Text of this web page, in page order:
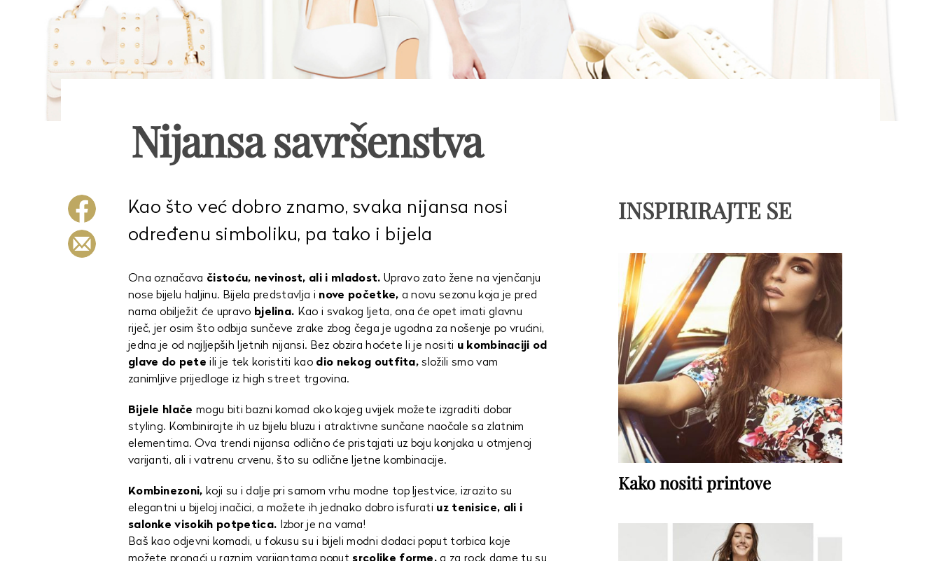
Nijansa savršenstva
Kao što već dobro znamo, svaka nijansa nosi
određenu simboliku, pa tako i bijela
Ona označava čistoću, nevinost, ali i mladost. Upravo zato žene na vjenčanju
nose bijelu haljinu. Bijela predstavlja i nove početke, a novu sezonu koja je pred
nama obilježit će upravo bjelina. Kao i svakog ljeta, ona će opet imati glavnu
riječ, jer osim što odbija sunčeve zrake zbog čega je ugodna za nošenje po vrućini,
jedna je od najljepših ljetnih nijansi. Bez obzira hoćete li je nositi u kombinaciji od
glave do pete ili je tek koristiti kao dio nekog outfita, složili smo vam
zanimljive prijedloge iz high street trgovina.
Bijele hlače mogu biti bazni komad oko kojeg uvijek možete izgraditi dobar
styling. Kombinirajte ih uz bijelu bluzu i atraktivne sunčane naočale sa zlatnim
elementima. Ova trendi nijansa odlično će pristajati uz boju konjaka u otmjenoj
varijanti, ali i vatrenu crvenu, što su odlične ljetne kombinacije.
Kombinezoni, koji su i dalje pri samom vrhu modne top ljestvice, izrazito su
elegantni u bijeloj inačici, a možete ih jednako dobro isfurati uz tenisice, ali i
salonke visokih potpetica. Izbor je na vama!
Baš kao odjevni komadi, u fokusu su i bijeli modni dodaci poput torbica koje
INSPIRIRAJTE SE
Kako nositi printove